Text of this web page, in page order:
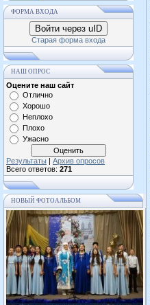
ФОРМА ВХОДА
Войти через uID
Старая форма входа
НАШ ОПРОС
Оцените наш сайт
Отлично
Хорошо
Неплохо
Плохо
Ужасно
Результаты | Архив опросов
Всего ответов: 271
НОВЫЙ ФОТОАЛЬБОМ